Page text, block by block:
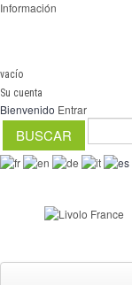
Información
vacío
Su cuenta
Bienvenido Entrar